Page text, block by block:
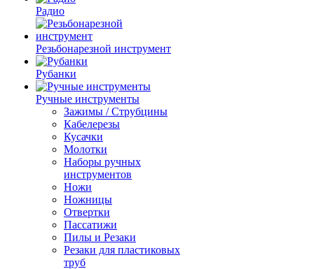
Радио
Резьбонарезной инструмент
Рубанки
Ручные инструменты
Зажимы / Струбцины
Кабелерезы
Кусачки
Молотки
Наборы ручных
инструментов
Ножи
Ножницы
Отвертки
Пассатижи
Пилы и Резаки
Резаки для пластиковых
труб